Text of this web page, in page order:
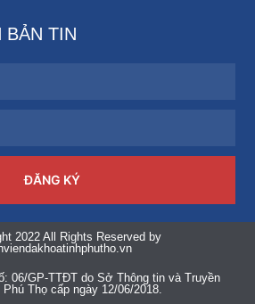
BẢN TIN
ĐĂNG KÝ
2022 All Rights Reserved by
06/GP-TTĐT do Sở Thông tin và Truyền
Thọ cấp ngày 12/06/2018.